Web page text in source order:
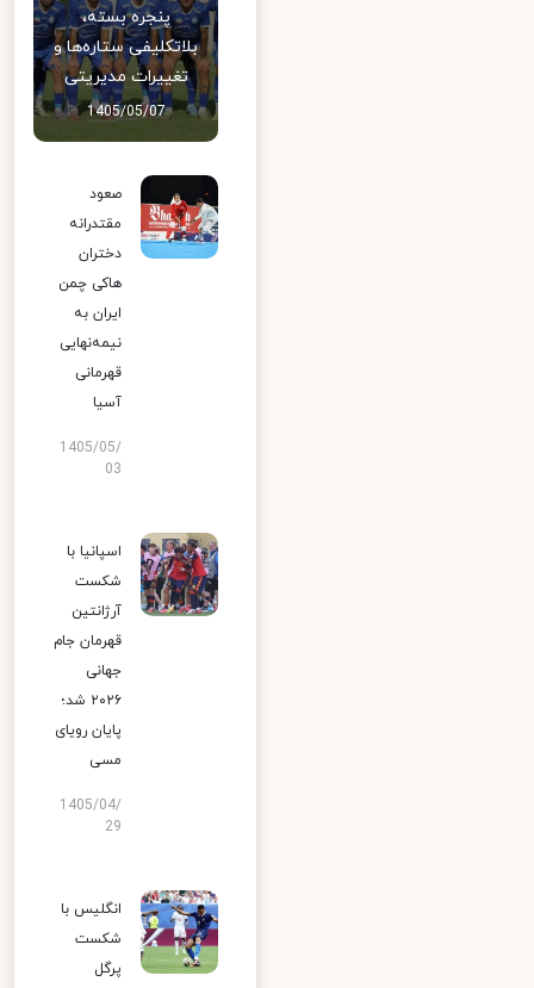
پنجره بسته،
بلاتکلیفی ستاره‌ها و
تغییرات مدیریتی
1405/05/07
صعود
مقتدرانه
دختران
هاکی چمن
ایران به
نیمه‌نهایی
قهرمانی
آسیا
1405/05/
03
اسپانیا با
شکست
آرژانتین
قهرمان جام
جهانی
۲۰۲۶ شد؛
پایان رویای
مسی
1405/04/
29
انگلیس با
شکست
پرگل